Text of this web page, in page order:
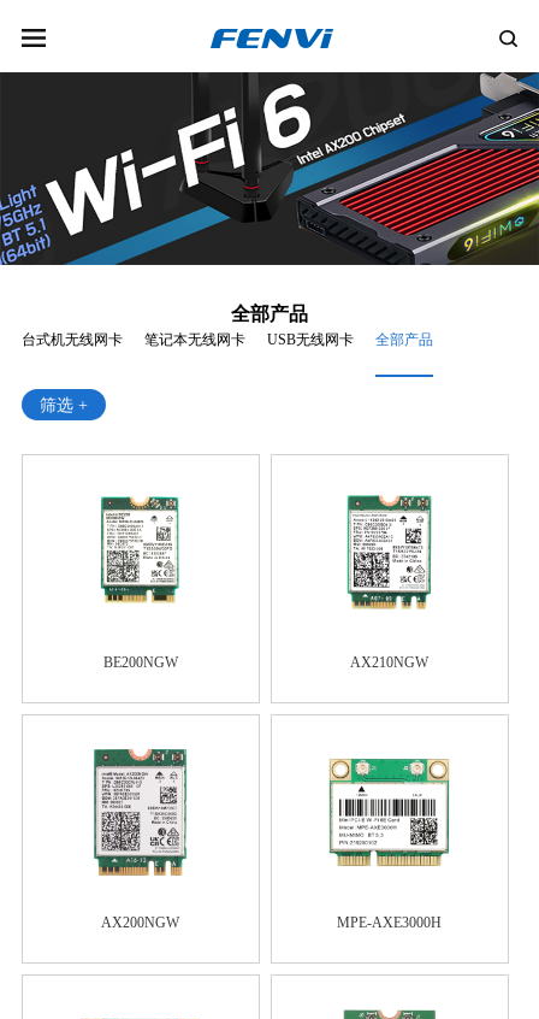
全部产品
台式机无线网卡 笔记本无线网卡 USB无线网卡 全部产品
筛选 +
BE200NGW AX210NGW
AX200NGW MPE-AXE3000H